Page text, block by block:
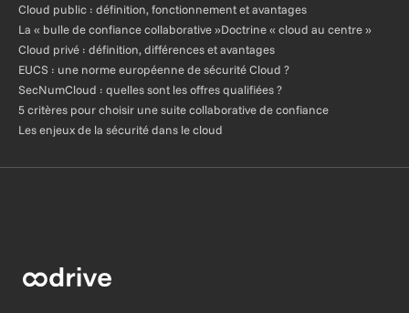
Cloud public : définition, fonctionnement et avantages
La « bulle de confiance collaborative »Doctrine « cloud au centre »
Cloud privé : définition, différences et avantages
EUCS : une norme européenne de sécurité Cloud ?
SecNumCloud : quelles sont les offres qualifiées ?
5 critères pour choisir une suite collaborative de confiance
Les enjeux de la sécurité dans le cloud